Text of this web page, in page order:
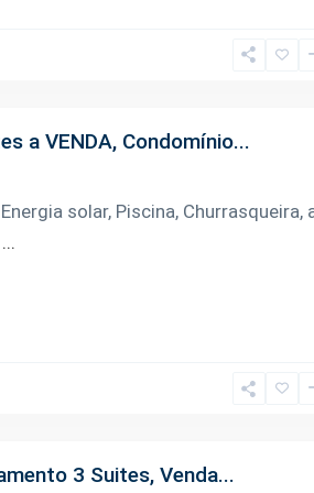
a VENDA, Condomínio...
solar, Piscina, Churrasqueira,
...
3 Suites, Venda...